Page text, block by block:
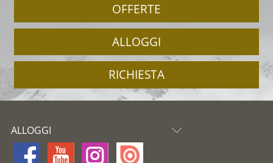
OFFERTE
ALLOGGI
RICHIESTA
ALLOGGI